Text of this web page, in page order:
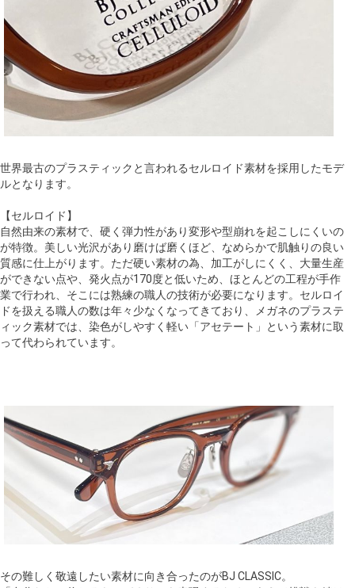
世界最古のプラスティックと言われるセルロイド素材を採用したモデ
ルとなります。
【セルロイド】
自然由来の素材で、硬く弾力性があり変形や型崩れを起こしにくいの
が特徴。美しい光沢があり磨けば磨くほど、なめらかで肌触りの良い
質感に仕上がります。ただ硬い素材の為、加工がしにくく、大量生産
ができない点や、発火点が170度と低いため、ほとんどの工程が手作
業で行われ、そこには熟練の職人の技術が必要になります。セルロイ
ドを扱える職人の数は年々少なくなってきており、メガネのプラステ
ィック素材では、染色がしやすく軽い「アセテート」という素材に取
って代わられています。
その難しく敬遠したい素材に向き合ったのがBJ CLASSIC。